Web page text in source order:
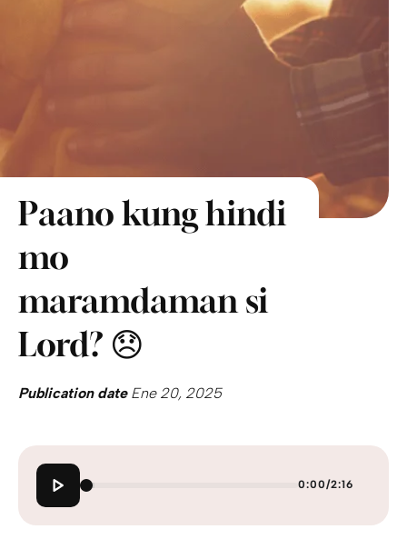
Paano kung hindi
mo
maramdaman si
Lord? 😞
Publication dateEne 20, 2025
0:00/2:16